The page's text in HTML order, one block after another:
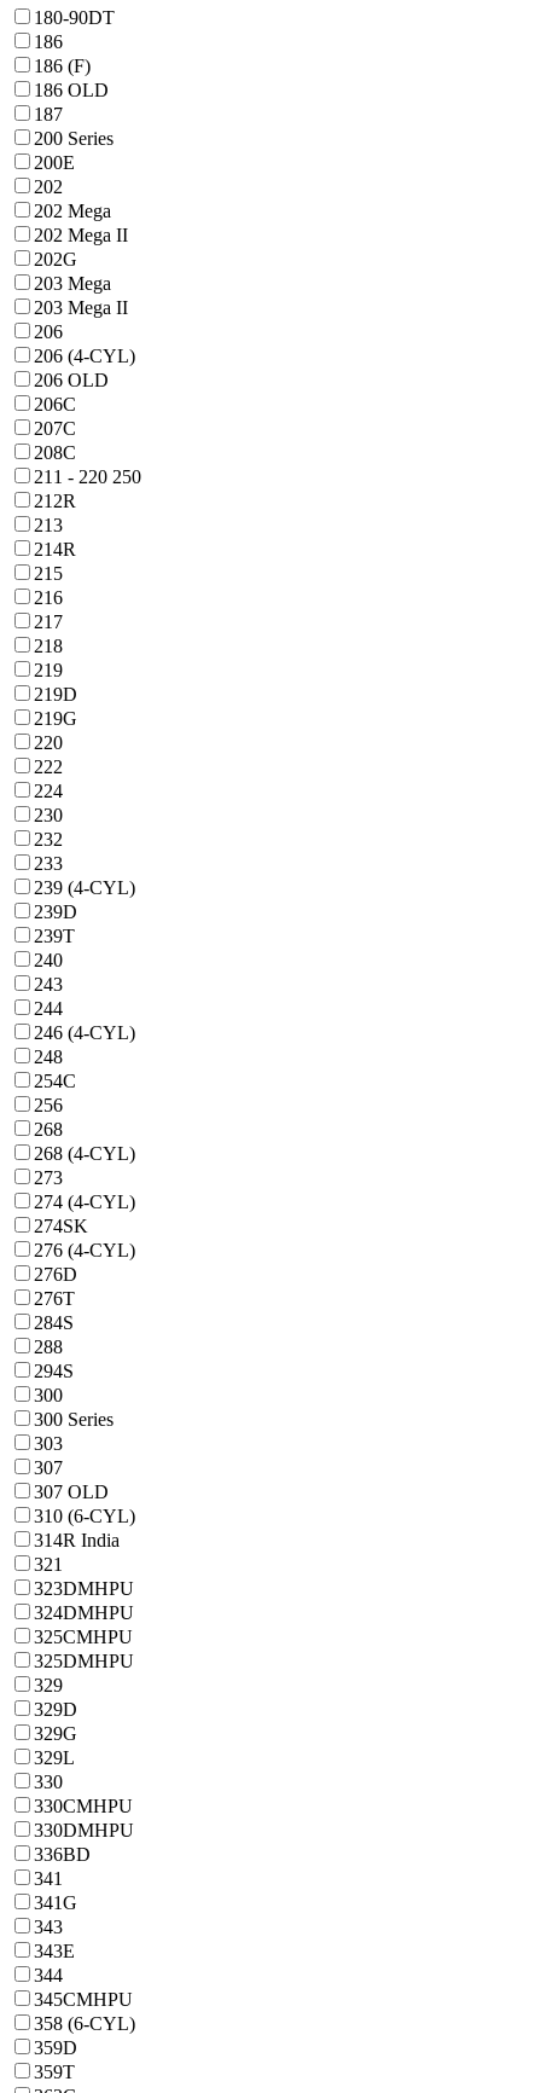
180-90DT
186
186 (F)
186 OLD
187
200 Series
200E
202
202 Mega
202 Mega II
202G
203 Mega
203 Mega II
206
206 (4-CYL)
206 OLD
206C
207C
208C
211 - 220 250
212R
213
214R
215
216
217
218
219
219D
219G
220
222
224
230
232
233
239 (4-CYL)
239D
239T
240
243
244
246 (4-CYL)
248
254C
256
268
268 (4-CYL)
273
274 (4-CYL)
274SK
276 (4-CYL)
276D
276T
284S
288
294S
300
300 Series
303
307
307 OLD
310 (6-CYL)
314R India
321
323DMHPU
324DMHPU
325CMHPU
325DMHPU
329
329D
329G
329L
330
330CMHPU
330DMHPU
336BD
341
341G
343
343E
344
345CMHPU
358 (6-CYL)
359D
359T